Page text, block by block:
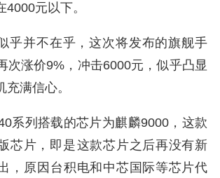
元以下。
乎并不在乎，这次将发布的旗舰手
次涨价9%，冲击6000元，似乎凸显
满信心。
系列搭载的芯片为麒麟9000，这款
芯片，即​是​这款芯片之后再没有新
，原​因​台积电和中芯国际等芯片代